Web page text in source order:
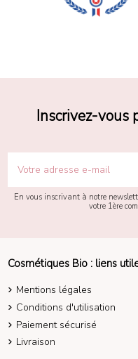
Inscrivez-vous
En vous inscrivant à notre
votre 1ère
Cosmétiques Bio : liens
Mentions légales
Conditions d'utilisation
Paiement sécurisé
Livraison